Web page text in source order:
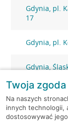
Gdynia, pl.
17
Gdynia, pl.
Gdynia,
Gdynia,
Gdynia,
Twoja
Na naszych
innych technologii,
dostosowywać